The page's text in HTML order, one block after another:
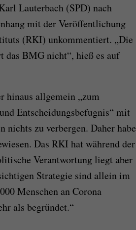
Lauterbach (SPD) nach
mit der Veröffentlichung
(RKI) unkommentiert. „Die
BMG nicht“, hieß es auf
hinaus allgemein „zum
Entscheidungsbefugnis“ mit
zu verbergen. Daher habe
Das RKI hat während der
Verantwortung liegt aber
Strategie sind allein im
Menschen an Corona
als begründet.“